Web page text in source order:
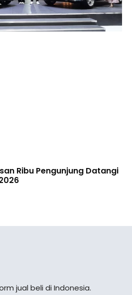
Ribu Pengunjung Datangi
jual beli di Indonesia.